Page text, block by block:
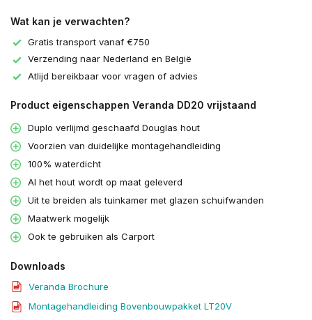
Wat kan je verwachten?
Gratis transport vanaf €750
Verzending naar Nederland en België
Atlijd bereikbaar voor vragen of advies
Product eigenschappen Veranda DD20 vrijstaand
Duplo verlijmd geschaafd Douglas hout
Voorzien van duidelijke montagehandleiding
100% waterdicht
Al het hout wordt op maat geleverd
Uit te breiden als tuinkamer met glazen schuifwanden
Maatwerk mogelijk
Ook te gebruiken als Carport
Downloads
Veranda Brochure
Montagehandleiding Bovenbouwpakket LT20V